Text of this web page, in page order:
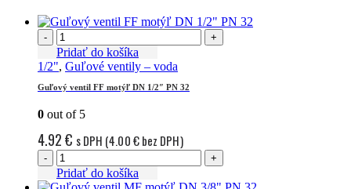
- +
Pridať do košíka
1/2", Guľové ventily – voda
Guľový ventil FF motýľ DN 1/2″ PN 32
0 out of 5
4.92€ s DPH (4.00€bez DPH)
- +
Pridať do košíka